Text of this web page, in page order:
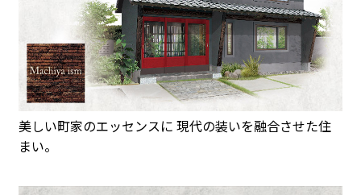
美しい町家のエッセンスに 現代の装いを融合させた住
まい。